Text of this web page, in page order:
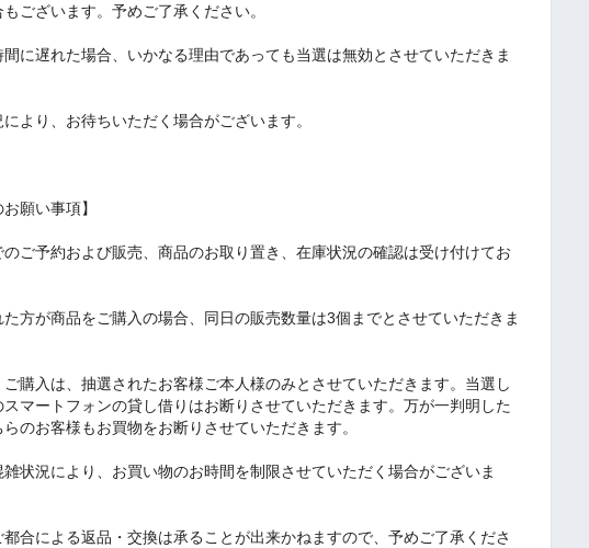
ございます。予めご了承ください。
に遅れた場合、いかなる理由であっても当選は無効とさせていただきま
より、お待ちいただく場合がございます。
お願い事項】
ご予約および販売、商品のお取り置き、在庫状況の確認は受け付けてお
方が商品をご購入の場合、同日の販売数量は3個までとさせていただきま
購入は、抽選されたお客様ご本人様のみとさせていただきます。当選し
スマートフォンの貸し借りはお断りさせていただきます。万が一判明した
のお客様もお買物をお断りさせていただきます。
状況により、お買い物のお時間を制限させていただく場合がございま
合による返品・交換は承ることが出来かねますので、予めご了承くださ